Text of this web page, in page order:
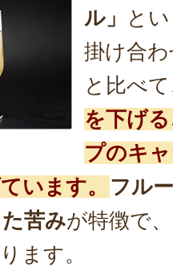
ル」
と
掛け合
と比べ
を下げ
プのキ
います。
フル
苦みが特徴で、
ます。